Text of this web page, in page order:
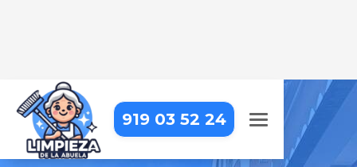
919 03 52 24
LIMPIEZA DE APARTAMENTOS